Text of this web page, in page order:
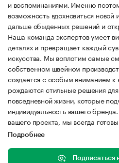
и воспоминаниями. Именно
возможность вдохновиться
дальше обыденных решений и
Наша команда экспертов умеет
деталях и превращает каждый
искусства. Мы воплотим самые
собственном швейном
создается с особым вниманием к
рождаются стильные решения
повседневной жизни, которые
индивидуальность вашего
вашего проекта, мы всегда
Подробнее
Подписаться